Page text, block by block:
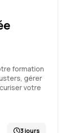
de
vosformation
gérer
votre
3 jours